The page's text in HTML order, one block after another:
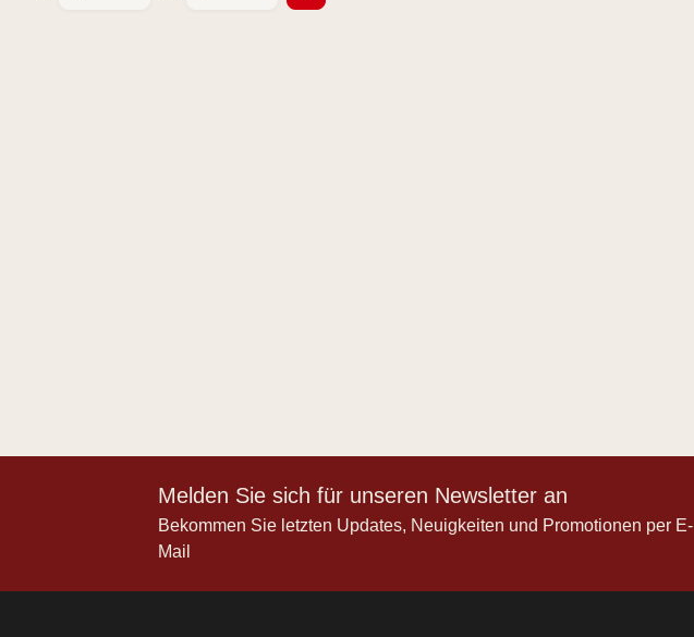
Melden Sie sich für unseren Newsletter an
Bekommen Sie letzten Updates, Neuigkeiten und Promotionen per E-
Mail